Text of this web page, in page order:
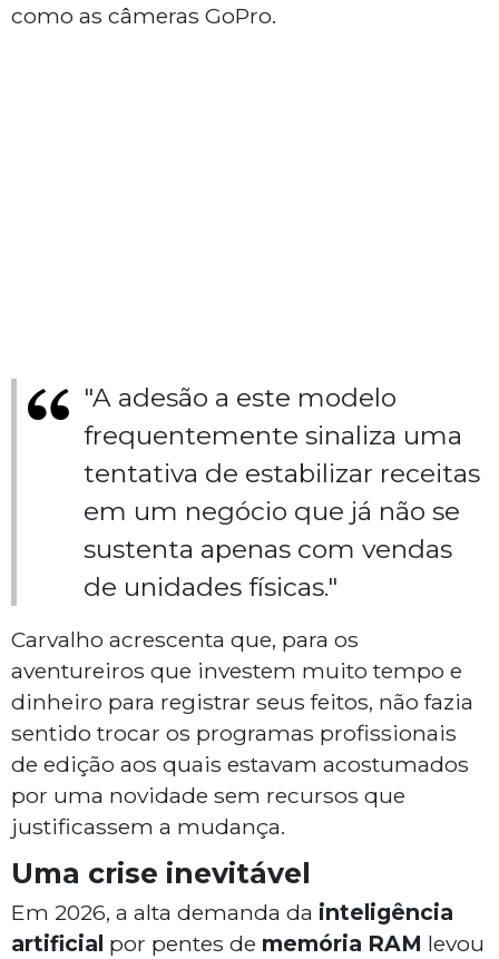
como as câmeras GoPro.
"A adesão a este modelo
frequentemente sinaliza uma
tentativa de estabilizar receitas
em um negócio que já não se
sustenta apenas com vendas
de unidades físicas."
Carvalho acrescenta que, para os
aventureiros que investem muito tempo e
dinheiro para registrar seus feitos, não fazia
sentido trocar os programas profissionais
de edição aos quais estavam acostumados
por uma novidade sem recursos que
justificassem a mudança.
Uma crise inevitável
Em 2026, a alta demanda da inteligência
artificial por pentes de memória RAM levou